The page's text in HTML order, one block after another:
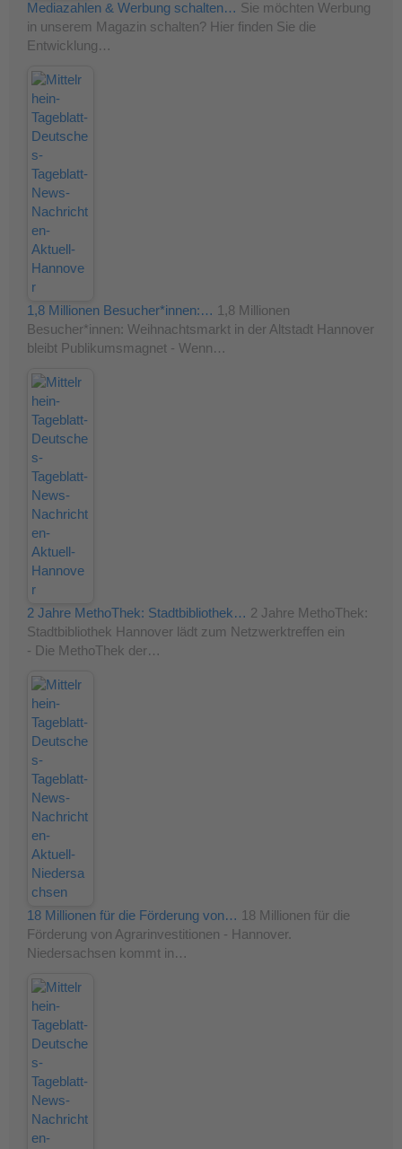
Mediazahlen & Werbung schalten… Sie möchten Werbung
in unserem Magazin schalten? Hier finden Sie die
Entwicklung…
1,8 Millionen Besucher*innen:… 1,8 Millionen
Besucher*innen: Weihnachtsmarkt in der Altstadt Hannover
bleibt Publikumsmagnet - Wenn…
2 Jahre MethoThek: Stadtbibliothek… 2 Jahre MethoThek:
Stadtbibliothek Hannover lädt zum Netzwerktreffen ein
- Die MethoThek der…
18 Millionen für die Förderung von… 18 Millionen für die
Förderung von Agrarinvestitionen - Hannover.
Niedersachsen kommt in…